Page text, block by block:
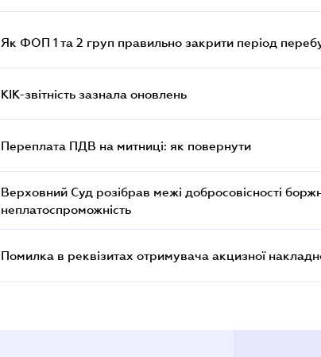
Як ФОП 1 та 2 груп правильно закрити період
КІК-звітність зазнала оновлень
Переплата ПДВ на митниці: як повернути
Верховний Суд розібрав межі добросовісності
неплатоспроможність
Помилка в реквізитах отримувача акцизної